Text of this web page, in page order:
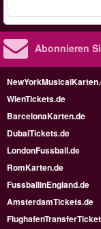
Abonnieren
WienTickets.de
BarcelonaKarten.de
DubaiTickets.de
LondonFussball.de
RomKarten.de
FussballinEngland.de
AmsterdamTickets.de